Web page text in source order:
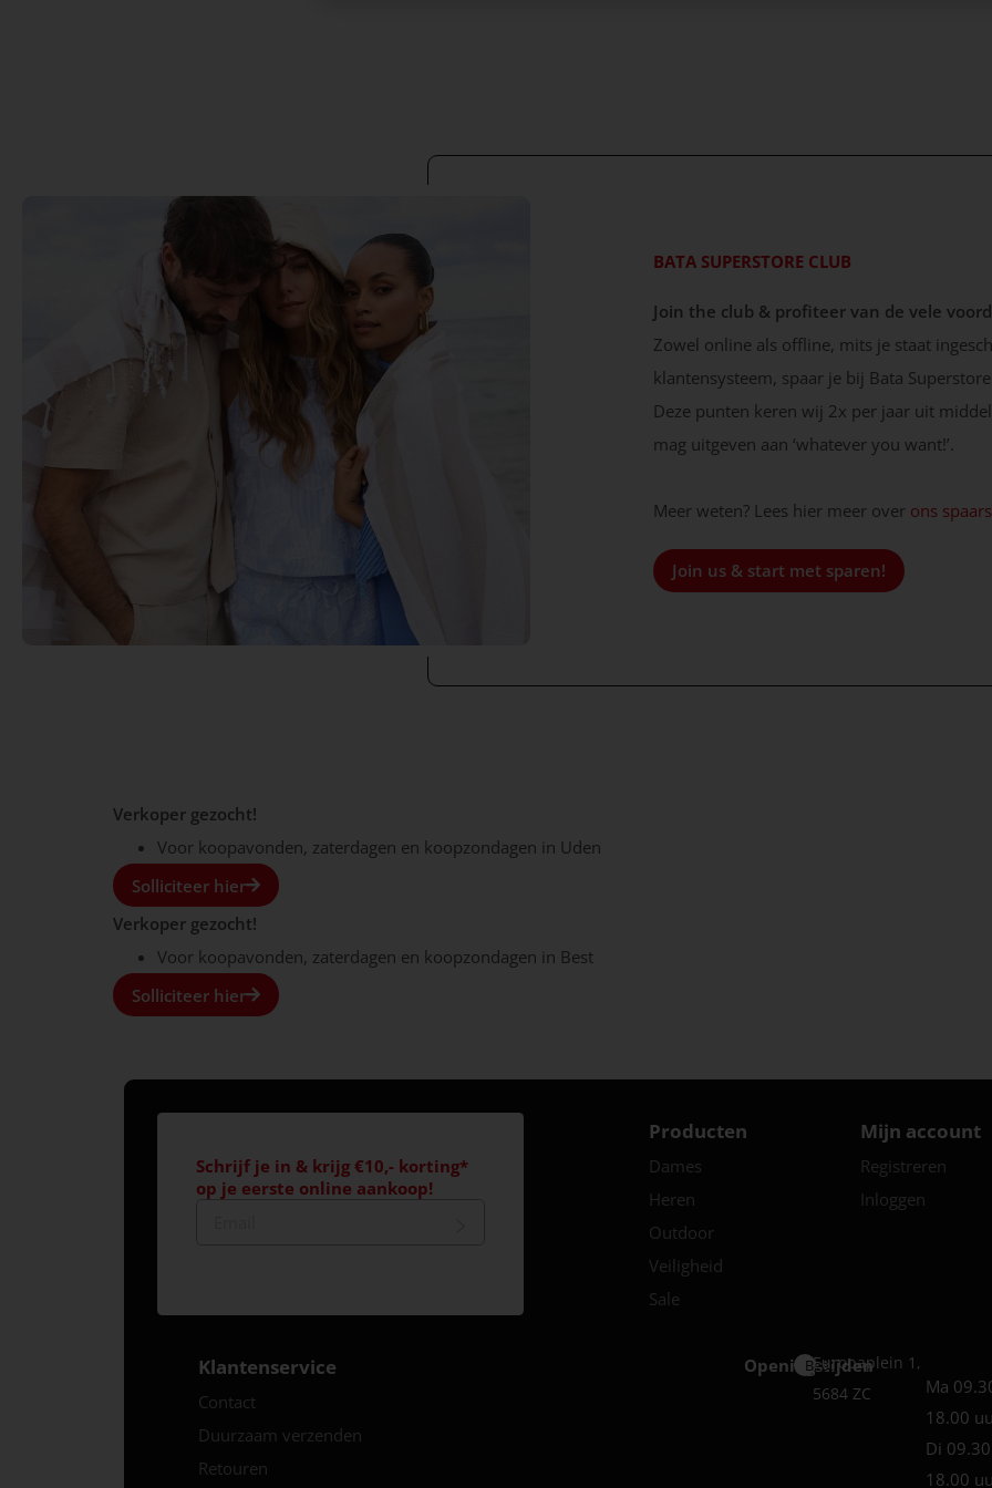
BATA SUPERSTORE CLUB
Join the club & profiteer van de vele
Zowel online als offline, mits je staat
klantensysteem, spaar je bij Bata
Deze punten keren wij 2x per jaar uit
mag uitgeven aan ‘whatever you want!’.
Meer weten? Lees hier meer over ons
Join us & start met sparen!
Verkoper gezocht!
Voor koopavonden, zaterdagen en koopzondagen in Uden
Solliciteer hier
Verkoper gezocht!
Voor koopavonden, zaterdagen en koopzondagen in Best
Solliciteer hier
Schrijf je in & krijg €10,- korting*
op je eerste online aankoop!
Producten
Dames
Heren
Outdoor
Veiligheid
Sale
Mijn account
Registreren
Inloggen
Klantenservice
Contact
Duurzaam verzenden
Retouren
Openingstijden
Best
Europaplein 1,
5684 ZC
Ma
18.00
Di
18.00